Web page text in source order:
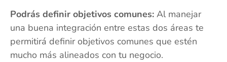
Podrás definir objetivos comunes: Al manejar
una buena integración entre estas dos áreas te
permitirá definir objetivos comunes que estén
mucho más alineados con tu negocio.